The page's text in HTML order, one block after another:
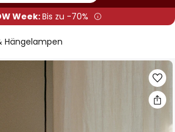
Week:Bis zu -70%
Hängelampen